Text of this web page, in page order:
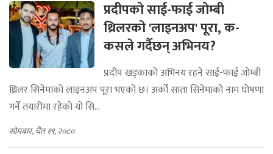
प्रदीपको साई-फाई जोम्बी
थ्रिलरको 'लाइनअप' पूरा, क-
कसले गर्दैछन् अभिनय?
प्रदीप खड्काको अभिनय रहने साई-फाई जोम्बी
थ्रिलर सिनेमाको लाइनअप पूरा भएको छ। अर्को साता सिनेमाको नाम घोषणा
गर्ने तयारीमा रहेको यो सि...
सोमबार, चैत १९, २०८०